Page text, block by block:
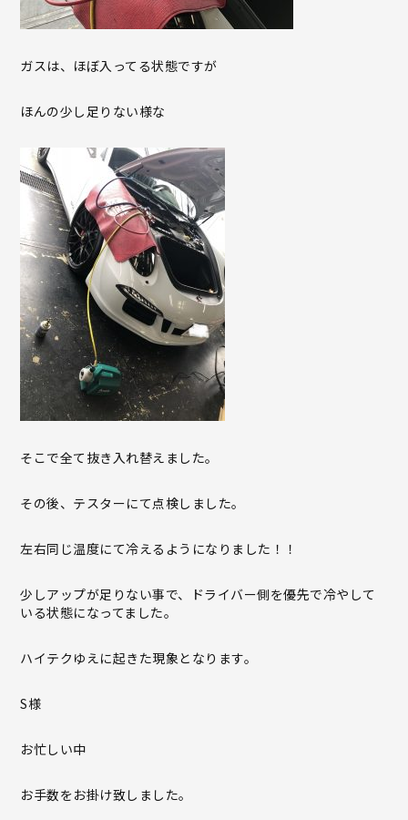
ガスは、ほぼ入ってる状態ですが
ほんの少し足りない様な
そこで全て抜き入れ替えました。
その後、テスターにて点検しました。
左右同じ温度にて冷えるようになりました！！
少しアップが足りない事で、ドライバー側を優先で冷やして
いる状態になってました。
ハイテクゆえに起きた現象となります。
S様
お忙しい中
お手数をお掛け致しました。